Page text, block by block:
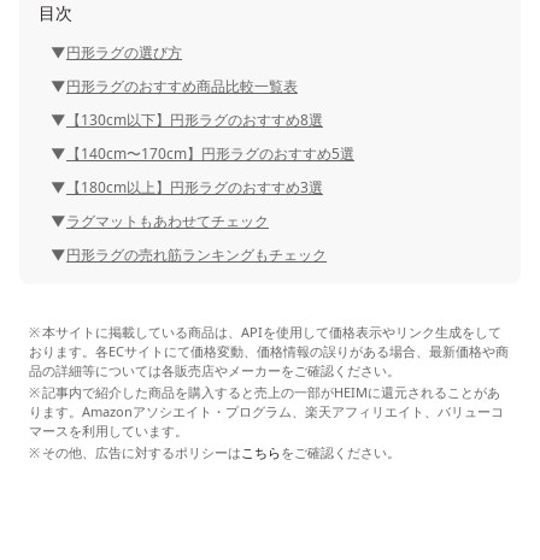
目次
円形ラグの選び方
円形ラグのおすすめ商品比較一覧表
【130cm以下】円形ラグのおすすめ8選
【140cm〜170cm】円形ラグのおすすめ5選
【180cm以上】円形ラグのおすすめ3選
ラグマットもあわせてチェック
円形ラグの売れ筋ランキングもチェック
本サイトに掲載している商品は、APIを使用して価格表示やリンク生成をして
おります。各ECサイトにて価格変動、価格情報の誤りがある場合、最新価格や商
品の詳細等については各販売店やメーカーをご確認ください。
記事内で紹介した商品を購入すると売上の一部がHEIMに還元されることがあ
ります。Amazonアソシエイト・プログラム、楽天アフィリエイト、バリューコ
マースを利用しています。
その他、広告に対するポリシーはこちらをご確認ください。